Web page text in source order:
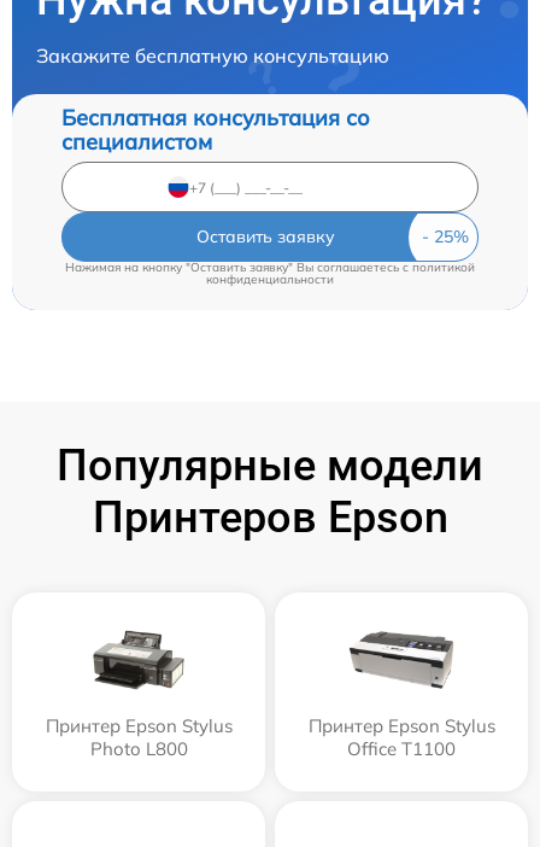
Закажите бесплатную консультацию
Бесплатная консультация со
специалистом
Оставить заявку
Нажимая на кнопку "Оставить заявку" Вы соглашаетесь c политикой
конфиденциальности
Популярные модели
Принтеров Epson
Принтер Epson Stylus
Photo L800
Принтер Epson Stylus
Office T1100